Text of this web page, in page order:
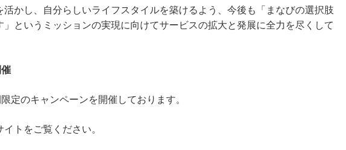
かし、自分らしいライフスタイルを築けるよう、今後も「まなびの選択肢
というミッションの実現に向けてサービスの拡大と発展に全力を尽くして
定のキャンペーンを開催しております。
トをご覧ください。